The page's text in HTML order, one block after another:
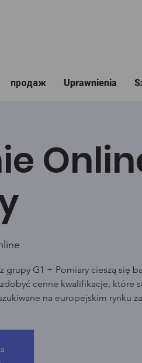
продаж Uprawnienia
grupy G1 + Pomiary cieszą się
cenne kwalifikacje, które
na europejskim rynku